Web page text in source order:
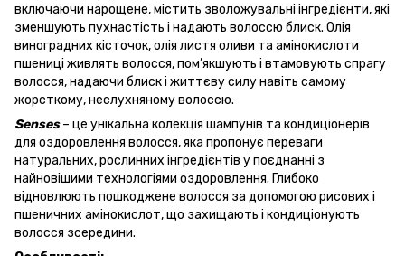
включаючи нарощене, містить зволожувальні інгредієнти, які
зменшують пухнастість і надають волоссю блиск. Олія
виноградних кісточок, олія листя оливи та амінокислоти
пшениці живлять волосся, пом’якшують і втамовують спрагу
волосся, надаючи блиск і життєву силу навіть самому
жорсткому, неслухняному волоссю.
Senses– це унікальна колекція шампунів та кондиціонерів
для оздоровлення волосся, яка пропонує переваги
натуральних, рослинних інгредієнтів у поєднанні з
найновішими технологіями оздоровлення. Глибоко
відновлюють пошкоджене волосся за допомогою рисових і
пшеничних амінокислот, що захищають і кондиціонують
волосся зсередини.